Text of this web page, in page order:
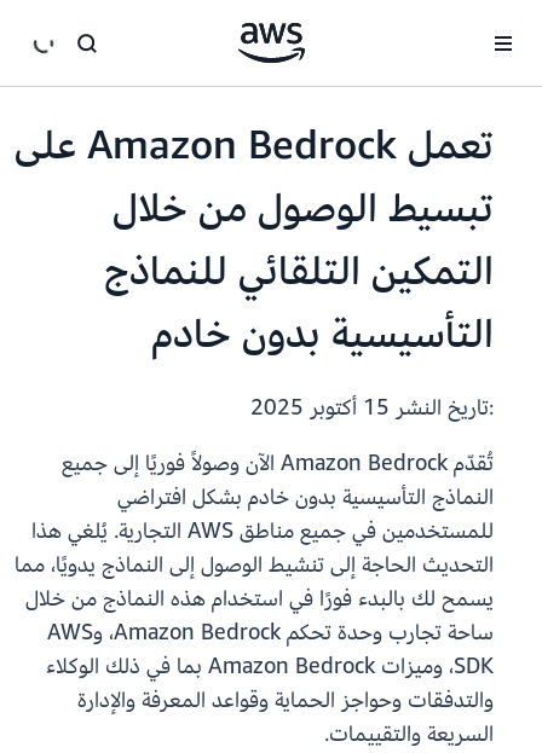
تعمل Amazon Bedrock على
تبسيط الوصول من خلال
التمكين التلقائي للنماذج
التأسيسية بدون خادم
:تاريخ النشر
تُقدّم Amazon Bedrock الآن وصولاً فوريًا إلى جميع
النماذج التأسيسية بدون خادم بشكل افتراضي
للمستخدمين في جميع مناطق AWS التجارية. يُلغي هذا
التحديث الحاجة إلى تنشيط الوصول إلى النماذج يدويًا، مما
يسمح لك بالبدء فورًا في استخدام هذه النماذج من خلال
ساحة تجارب وحدة تحكم Amazon Bedrock، وAWS
SDK، وميزات Amazon Bedrock بما في ذلك الوكلاء
والتدفقات وحواجز الحماية وقواعد المعرفة والإدارة
السريعة والتقييمات.